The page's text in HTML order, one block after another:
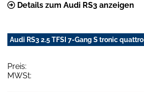
Details zum Audi RS3 anzeigen
Audi RS3 2.5 TFSI 7-Gang S tronic quattro
Preis:
MWSt: